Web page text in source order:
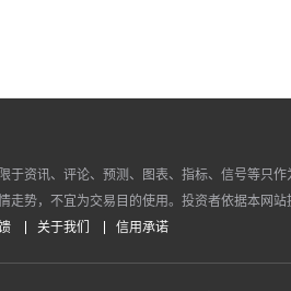
于资讯、评论、预测、图表、指标、信号等只
走势，不宜为交易目的使用。投资者依据本网
关于我们 信用承诺